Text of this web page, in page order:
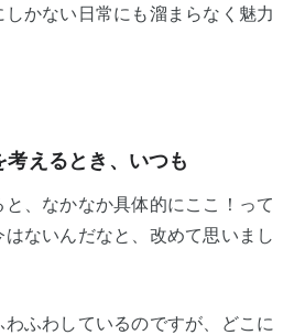
かない日常にも溜まらなく魅力
えるとき、いつも
、なかなか具体的にここ！って
ないんだなと、改めて思いまし
ふわしているのですが、どこに